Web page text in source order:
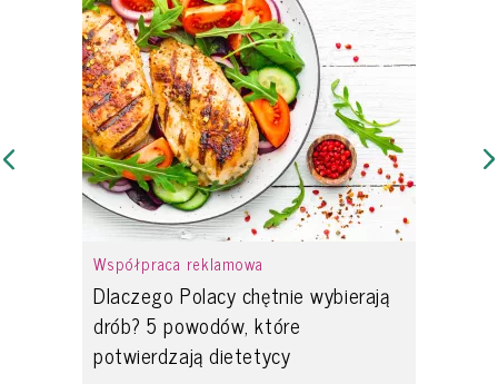
Współpraca reklamowa
Dlaczego Polacy chętnie wybierają
drób? 5 powodów, które
potwierdzają dietetycy